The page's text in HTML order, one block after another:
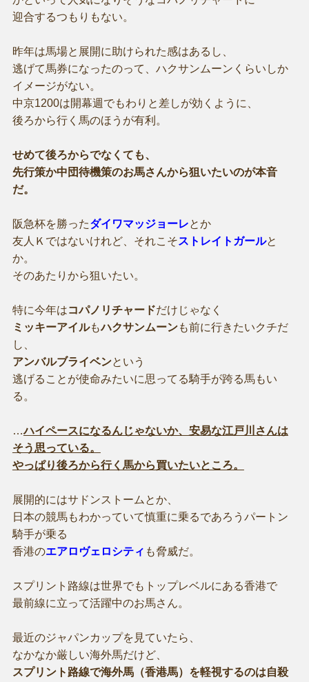
迎合するつもりもない。
昨年は馬場と展開に助けられた感はあるし、
逃げて馬券になったのって、ハクサンムーンくらいしか
イメージがない。
中京1200は開幕週でもわりと差しが効くように、
後ろから行く馬のほうが有利。
せめて後ろからでなくても、
先行策か中団待機策のお馬さんから狙いたいのが本音
だ。
阪急杯を勝ったダイワマッジョーレとか
友人Ｋではないけれど、それこそストレイトガールと
か。
そのあたりから狙いたい。
特に今年はコパノリチャードだけじゃなく
ミッキーアイルもハクサンムーンも前に行きたいクチだ
し、
アンバルブライベンという
逃げることが使命みたいに思ってる騎手が跨る馬もい
る。
…ハイペースになるんじゃないか、安易な江戸川さんは
そう思っている。
やっぱり後ろから行く馬から買いたいところ。
展開的にはサドンストームとか、
日本の競馬もわかっていて慎重に乗るであろうパートン
騎手が乗る
香港のエアロヴェロシティ も脅威だ。
スプリント路線は世界でもトップレベルにある香港で
最前線に立って活躍中のお馬さん。
最近のジャパンカップを見ていたら、
なかなか厳しい海外馬だけど、
スプリント路線で海外馬（香港馬）を軽視するのは自殺